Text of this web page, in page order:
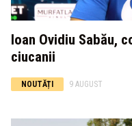
Ioan Ovidiu Sabău,
ciucanii
NOUTĂȚI 9 AUGUST